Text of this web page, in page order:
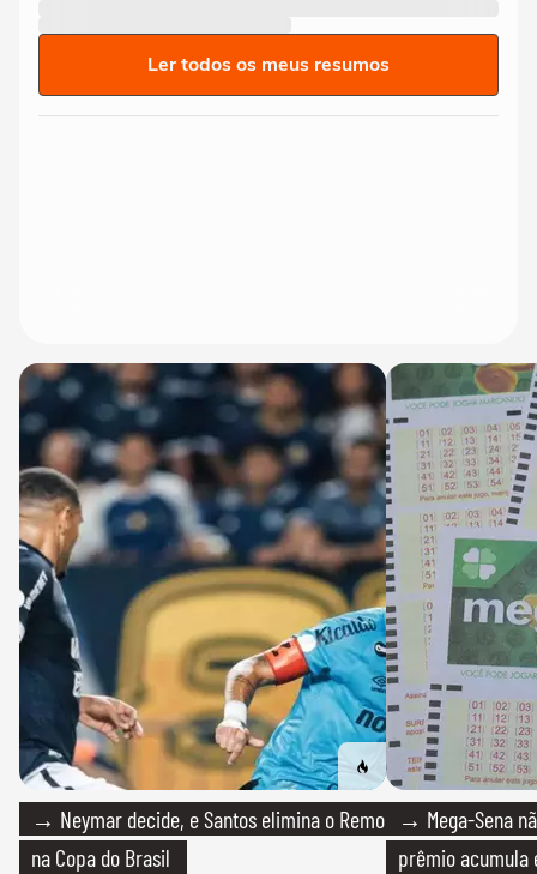
Ler todos os meus resumos
→ Neymar decide, e Santos elimina o Remo
na Copa do Brasil
→ Mega-Sena
prêmio acumula